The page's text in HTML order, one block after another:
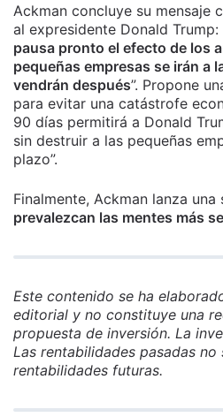
Ackman concluye su mensaje
al expresidente Donald Trump:
pausa pronto el efecto de los
pequeñas empresas se irán a
vendrán después”. Propone
para evitar una catástrofe
90 días permitirá a Donald
sin destruir a las pequeñas
plazo”.
Finalmente, Ackman lanza una
prevalezcan las mentes más
Este contenido se ha
editorial y no constituye una
propuesta de inversión. La
Las rentabilidades pasadas
rentabilidades futuras.